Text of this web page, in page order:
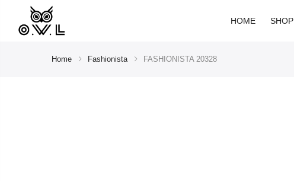
HOME SHOP
Home Fashionista FASHIONISTA 20328